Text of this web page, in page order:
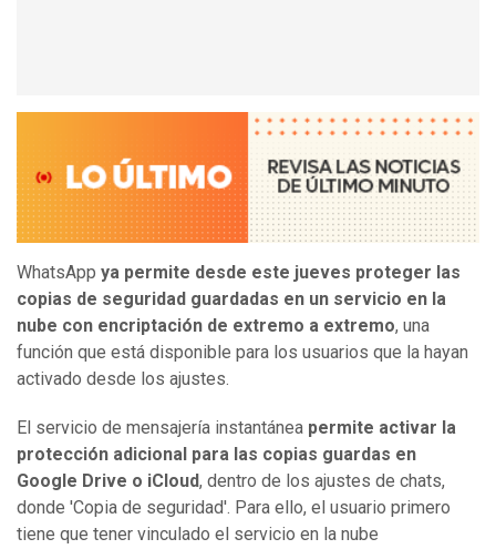
WhatsApp ya permite desde este jueves proteger las
copias de seguridad guardadas en un servicio en la
nube con encriptación de extremo a extremo, una
función que está disponible para los usuarios que la hayan
activado desde los ajustes.
El servicio de mensajería instantánea permite activar la
protección adicional para las copias guardas en
Google Drive o iCloud, dentro de los ajustes de chats,
donde 'Copia de seguridad'. Para ello, el usuario primero
tiene que tener vinculado el servicio en la nube